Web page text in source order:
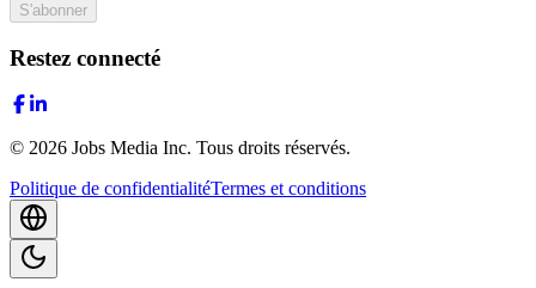
S'abonner
Restez connecté
© 2026 Jobs Media Inc. Tous droits réservés.
Politique de confidentialitéTermes et conditions